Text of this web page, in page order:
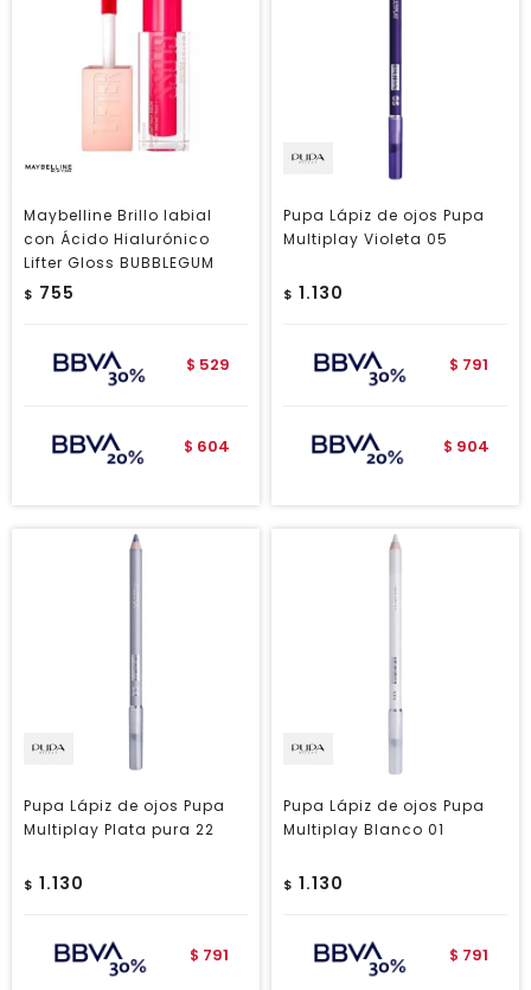
Maybelline Brillo labial
con Ácido Hialurónico
Lifter Gloss BUBBLEGUM
$ 755
$ 529
$ 604
Pupa Lápiz de ojos Pupa
Multiplay Violeta 05
$ 1.130
$ 791
$ 904
Pupa Lápiz de ojos Pupa
Multiplay Plata pura 22
$ 1.130
$ 791
Pupa Lápiz de ojos Pupa
Multiplay Blanco 01
$ 1.130
$ 791